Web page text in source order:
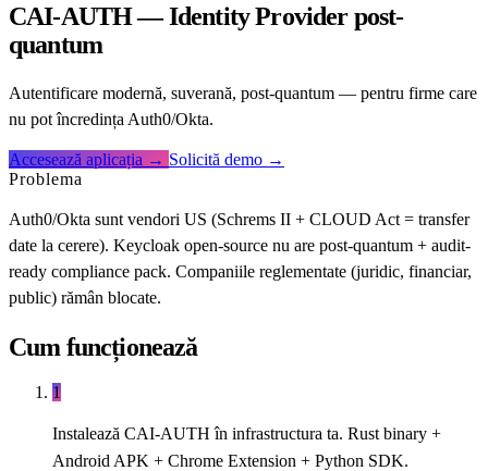
CAI-AUTH — Identity Provider post-
quantum
Autentificare modernă, suverană, post-quantum — pentru firme care
nu pot încredința Auth0/Okta.
Accesează aplicația → Solicită demo →
Problema
Auth0/Okta sunt vendori US (Schrems II + CLOUD Act = transfer
date la cerere). Keycloak open-source nu are post-quantum + audit-
ready compliance pack. Companiile reglementate (juridic, financiar,
public) rămân blocate.
Cum funcționează
1
Instalează CAI-AUTH în infrastructura ta. Rust binary +
Android APK + Chrome Extension + Python SDK.